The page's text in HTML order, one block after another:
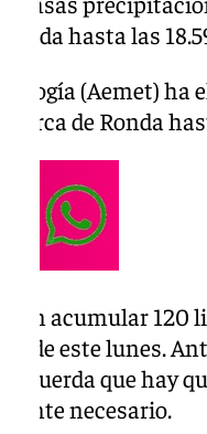
hasta las
(Aemet) ha
de Ronda
acumular
de este lunes.
recuerda que hay
necesario.